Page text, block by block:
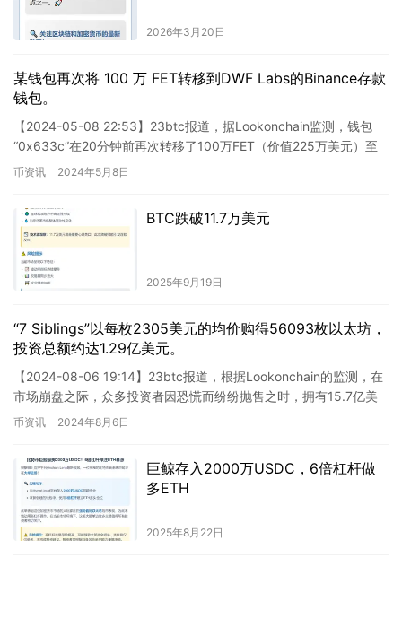
2026年3月20日
某钱包再次将 100 万 FET转移到DWF Labs的Binance存款
钱包。
【2024-05-08 22:53】23btc报道，据Lookonchain监测，钱包
“0x633c”在20分钟前再次转移了100万FET（价值225万美元）至
DWF Labs的B…
币资讯 2024年5月8日
BTC跌破11.7万美元
2025年9月19日
“7 Siblings”以每枚2305美元的均价购得56093枚以太坊，
投资总额约达1.29亿美元。
【2024-08-06 19:14】23btc报道，根据Lookonchain的监测，在
市场崩盘之际，众多投资者因恐慌而纷纷抛售之时，拥有15.7亿美
元资产的实体“7 Siblin…
币资讯 2024年8月6日
巨鲸存入2000万USDC，6倍杠杆做
多ETH
2025年8月22日